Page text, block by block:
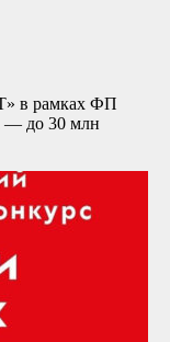
в рамках ФП
— до 30 млн